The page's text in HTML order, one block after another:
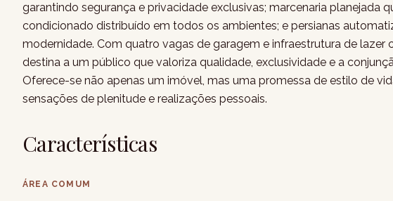
garantindo segurança e privacidade exclusivas; marcenaria planejada
condicionado distribuído em todos os ambientes; e persianas
modernidade. Com quatro vagas de garagem e infraestrutura de
destina a um público que valoriza qualidade, exclusividade e a
Oferece-se não apenas um imóvel, mas uma promessa de estilo de
sensações de plenitude e realizações pessoais.
Características
ÁREA COMUM